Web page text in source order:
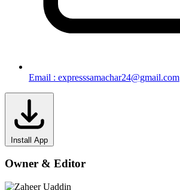
Email : expresssamachar24@gmail.com
Install App
Owner & Editor